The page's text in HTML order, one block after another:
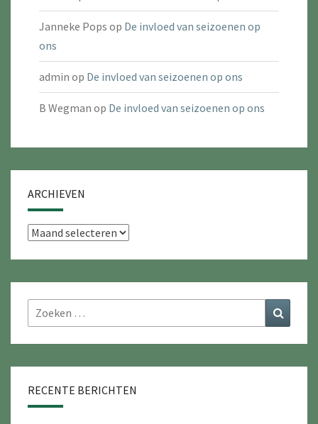
Janneke Pops op De invloed van seizoenen op
ons
admin op De invloed van seizoenen op ons
B Wegman op De invloed van seizoenen op ons
ARCHIEVEN
Archieven
Zoeken
naar:
RECENTE BERICHTEN